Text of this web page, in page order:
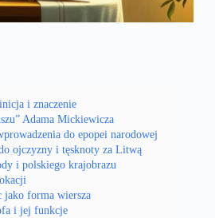
i znaczenie
Adama Mickiewicza
do epopei narodowej
ojczyzny i tęsknoty za Litwą
i polskiego krajobrazu
jako forma wiersza
i jej funkcje